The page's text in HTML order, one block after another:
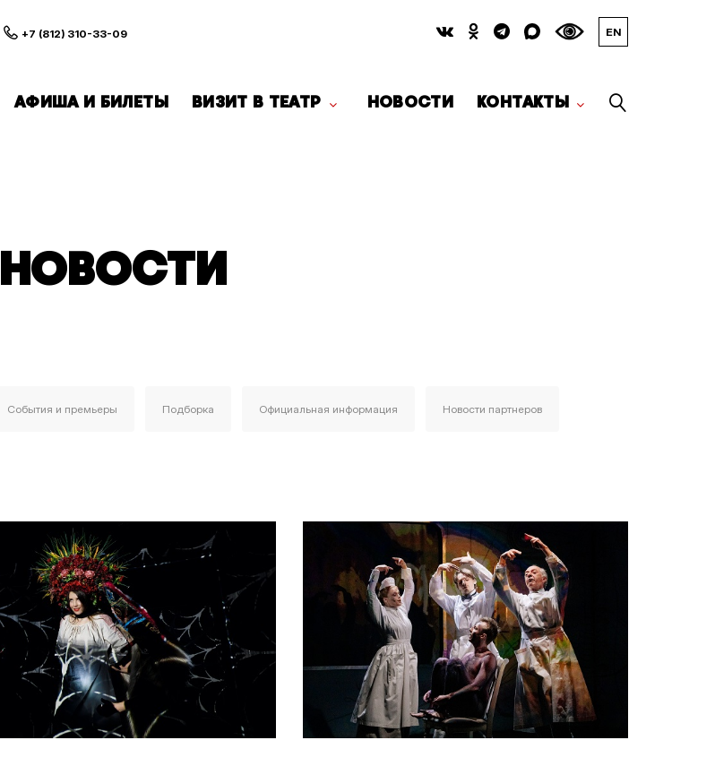
+7 (812) 310-33-09 EN
АФИША И БИЛЕТЫ ВИЗИТ В ТЕАТР НОВОСТИ КОНТАКТЫ
НОВОСТИ
События и премьеры Подборка Официальная информация Новости партнеров